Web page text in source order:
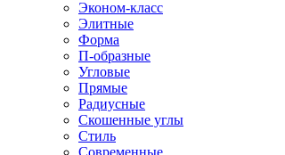
Эконом-класс
Элитные
Форма
П-образные
Угловые
Прямые
Радиусные
Скошенные углы
Стиль
Современные